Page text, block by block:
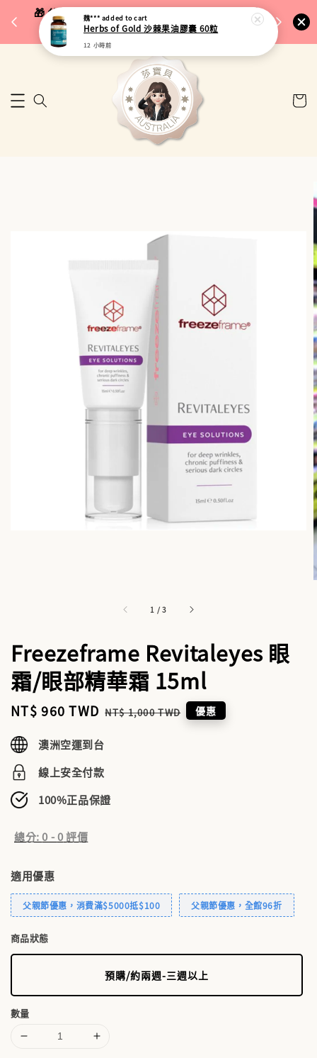
🎁 父親節限定｜全館96折・指定品牌88折｜滿
$5,000再折$100
🚚 台
1 /3
Freezeframe Revitaleyes 眼
霜/眼部精華霜 15ml
Sale
NT$ 960 TWD Regular
NT$ 1,000 TWD 優惠
澳洲空運到台
線上安全付款
100%正品保證
總分:0 -0評價
適用優惠
父親節優惠，消費滿$5000抵$100 父親節優惠，全館96折
商品狀態
預購/約兩週-三週以上
數量
魏*** added to cart
Herbs of Gold 沙棘果油膠囊 60粒
12 小時前